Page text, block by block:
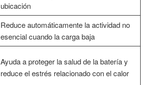
ubicación
Reduce automáticamente la actividad no
esencial cuando la carga baja
Ayuda a proteger la salud de la batería y
reduce el estrés relacionado con el calor